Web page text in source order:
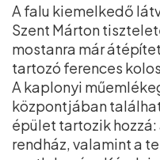
A falu kiemelkedő
Szent Márton
mostanra már
tartozó ferences
A kaplonyi
központjában
épület tartozik
rendház, valamint a